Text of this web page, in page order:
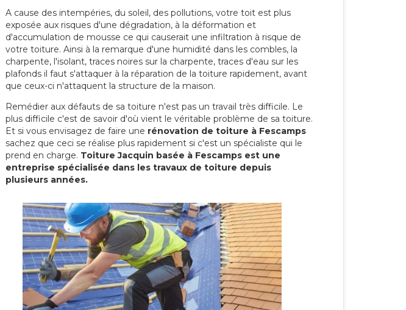
A cause des intempéries, du soleil, des pollutions, votre toit est plus
exposée aux risques d'une dégradation, à la déformation et
d'accumulation de mousse ce qui causerait une infiltration à risque de
votre toiture. Ainsi à la remarque d'une humidité dans les combles, la
charpente, l'isolant, traces noires sur la charpente, traces d'eau sur les
plafonds il faut s'attaquer à la réparation de la toiture rapidement, avant
que ceux-ci n'attaquent la structure de la maison.
Remédier aux défauts de sa toiture n'est pas un travail très difficile. Le
plus difficile c'est de savoir d'où vient le véritable problème de sa toiture.
Et si vous envisagez de faire une rénovation de toiture à Fescamps
sachez que ceci se réalise plus rapidement si c'est un spécialiste qui le
prend en charge. Toiture Jacquin basée à Fescamps est une
entreprise spécialisée dans les travaux de toiture depuis
plusieurs années.